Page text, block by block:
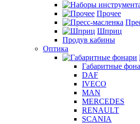
Прочее
Шприц
Продув кабины
Оптика
Габаритные
DAF
IVECO
MAN
MERCEDES
RENAULT
SCANIA